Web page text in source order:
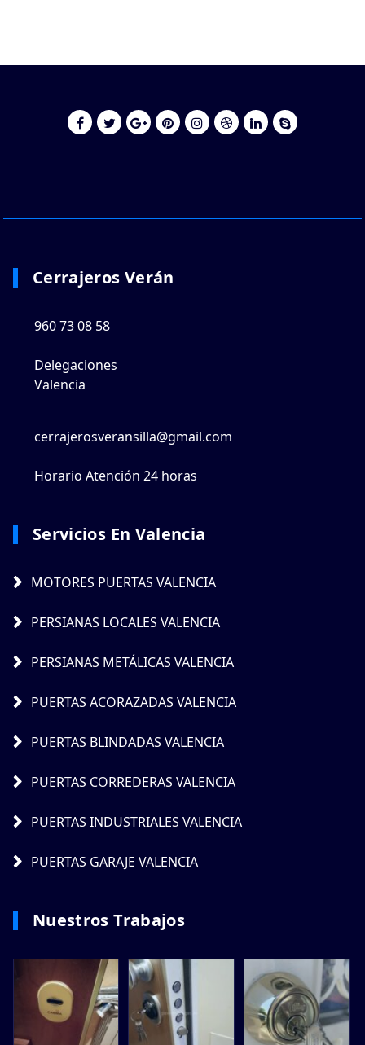
Cerrajeros Verán
960 73 08 58
Delegaciones
Valencia
cerrajerosveransilla@gmail.com
Horario Atención 24 horas
Servicios En Valencia
MOTORES PUERTAS VALENCIA
PERSIANAS LOCALES VALENCIA
PERSIANAS METÁLICAS VALENCIA
PUERTAS ACORAZADAS VALENCIA
PUERTAS BLINDADAS VALENCIA
PUERTAS CORREDERAS VALENCIA
PUERTAS INDUSTRIALES VALENCIA
PUERTAS GARAJE VALENCIA
Nuestros Trabajos